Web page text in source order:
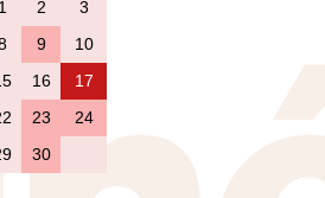
1 2
3
9
10
16
17
23
24
30